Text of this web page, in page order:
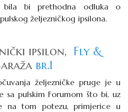
bila bi prethodna odluka o
željezničkog ipsilona.
ipsilon, Fly &
br.1
željezničke pruge je u
sa pulskim Forumom što bi, uz
na tom potezu, primjerice u